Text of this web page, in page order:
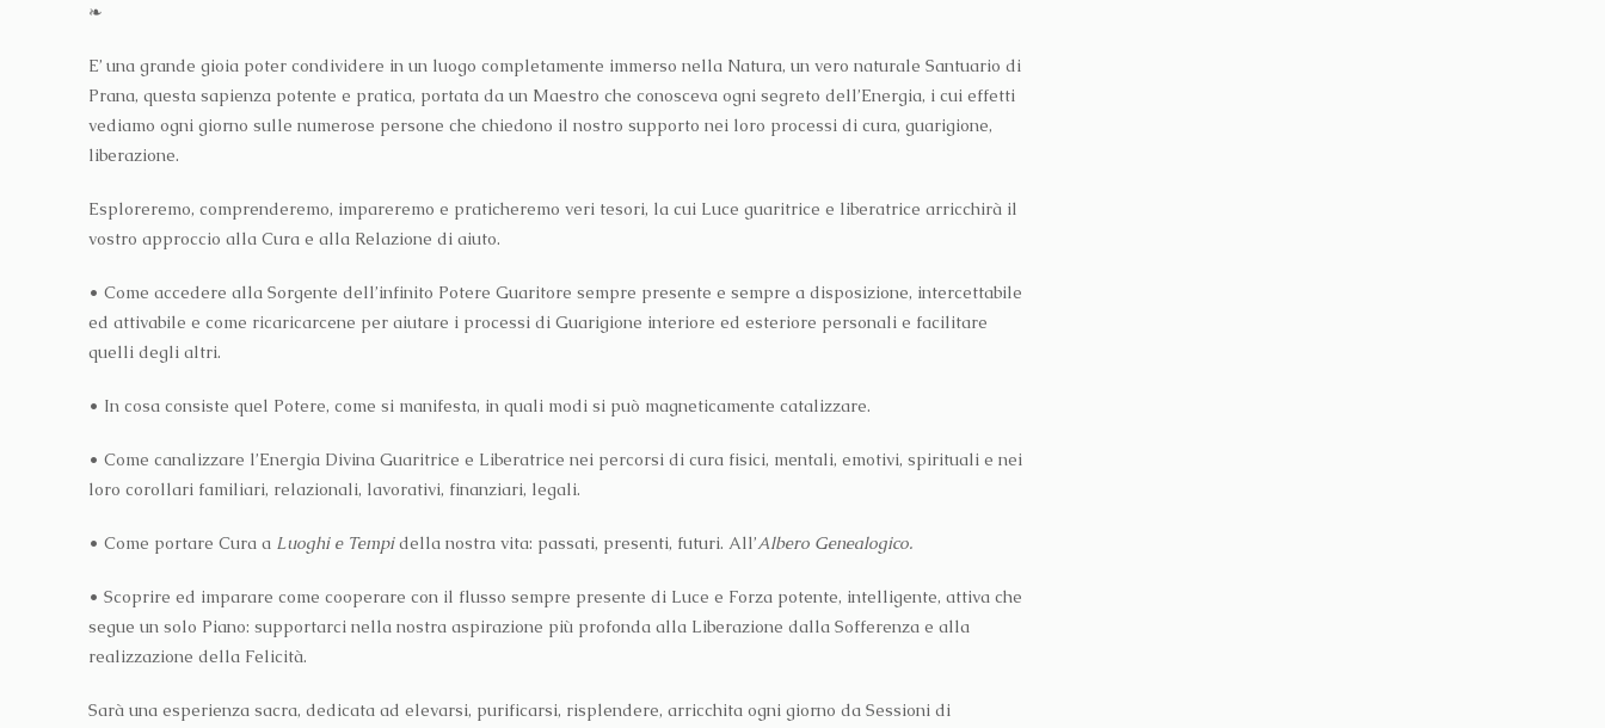
❧
E’ una grande gioia poter condividere in un luogo completamente immerso nella Natura, un vero naturale Santuario di
Prana, questa sapienza potente e pratica, portata da un Maestro che conosceva ogni segreto dell’Energia, i cui effetti
vediamo ogni giorno sulle numerose persone che chiedono il nostro supporto nei loro processi di cura, guarigione,
liberazione.
Esploreremo, comprenderemo, impareremo e praticheremo veri tesori, la cui Luce guaritrice e liberatrice arricchirà il
vostro approccio alla Cura e alla Relazione di aiuto.
• Come accedere alla Sorgente dell’infinito Potere Guaritore sempre presente e sempre a disposizione, intercettabile
ed attivabile e come ricaricarcene per aiutare i processi di Guarigione interiore ed esteriore personali e facilitare
quelli degli altri.
• In cosa consiste quel Potere, come si manifesta, in quali modi si può magneticamente catalizzare.
• Come canalizzare l’Energia Divina Guaritrice e Liberatrice nei percorsi di cura fisici, mentali, emotivi, spirituali e nei
loro corollari familiari, relazionali, lavorativi, finanziari, legali.
• Come portare Cura a Luoghi e Tempidella nostra vita: passati, presenti, futuri. All’Albero Genealogico.
• Scoprire ed imparare come cooperare con il flusso sempre presente di Luce e Forza potente, intelligente, attiva che
segue un solo Piano: supportarci nella nostra aspirazione più profonda alla Liberazione dalla Sofferenza e alla
realizzazione della Felicità.
Sarà una esperienza sacra, dedicata ad elevarsi, purificarsi, risplendere, arricchita ogni giorno da Sessioni di